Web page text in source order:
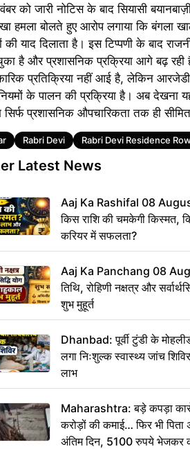
को जारी नोटिस के बाद सियासी
हमला बोलते हुए आरोप लगाया कि बंगला
की याद दिलाता है। इस टिप्पणी के बाद
है और प्रशासनिक प्रक्रिया आगे बढ़
प्रतिक्रिया नहीं आई है, लेकिन
के पालन की प्रक्रिया है। अब देखना
सिर्फ प्रशासनिक औपचारिकता तक ही
Rabri Devi Rabri Devi Residence
Latest News
Aaj Ka Rashifal 08
किस राशि की चमकेगी किस्मत,
करियर में सफलता?
Aaj Ka Panchang 08
तिथि, रोहिणी नक्षत्र और
शुभ मुहूर्त
Dhanbad: पूर्वी टुंडी के
लगा निःशुल्क स्वास्थ्य जांच
लाभ
Maharashtra: बड़े कपड़ा
करोड़ों की कमाई… फिर भी
अंतिम दिन, 5100 रुपये भेजकर